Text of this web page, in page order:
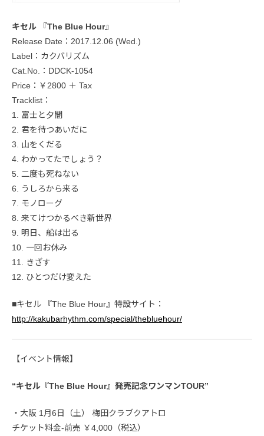
キセル 『The Blue Hour』
Release Date：2017.12.06 (Wed.)
Label：カクバリズム
Cat.No.：DDCK-1054
Price：￥2800 ＋ Tax
Tracklist：
1. 富士と夕闇
2. 君を待つあいだに
3. 山をくだる
4. わかってたでしょう？
5. 二度も死ねない
6. うしろから来る
7. モノローグ
8. 来てけつかるべき新世界
9. 明日、船は出る
10. 一回お休み
11. きざす
12. ひとつだけ変えた
■キセル 『The Blue Hour』特設サイト：
http://kakubarhythm.com/special/thebluehour/
【イベント情報】
“キセル『The Blue Hour』発売記念ワンマンTOUR”
・大阪 1月6日（土） 梅田クラブクアトロ
チケット料金-前売 ￥4,000（税込）